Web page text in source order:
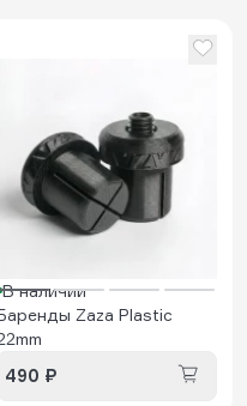
В наличии
Zaza Plastic
490 ₽